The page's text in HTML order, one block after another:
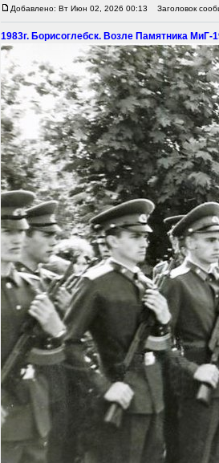
Добавлено: Вт Июн 02, 2026 00:13 Заголовок
1983г. Борисоглебск. Возле Памятника МиГ-